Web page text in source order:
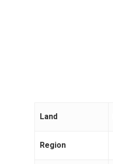
Land
Region